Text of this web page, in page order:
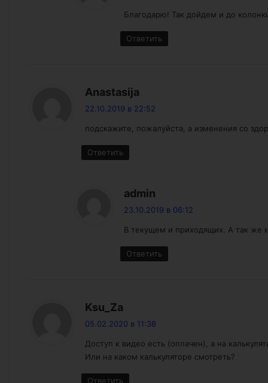
Благодарю! Так дойдем и до
Ответить
Anastasija
22.10.2019 в 22:52
подскажите, пожалуйста, а изменения со
Ответить
admin
23.10.2019 в 06:12
В текущем и приходящих. А так же
Ответить
Ksu_Za
05.02.2020 в 11:38
Доступ к видео есть (оплачен), а на
Или на каком калькуляторе смотреть?
Ответить